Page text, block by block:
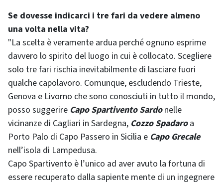
Se dovesse indicarci i tre fari da vedere almeno
una volta nella vita?
"La scelta è veramente ardua perché ognuno esprime
davvero lo spirito del luogo in cui è collocato. Scegliere
solo tre fari rischia inevitabilmente di lasciare fuori
qualche capolavoro. Comunque, escludendo Trieste,
Genova e Livorno che sono conosciuti in tutto il mondo,
posso suggerire Capo Spartivento Sardonelle
vicinanze di Cagliari in Sardegna, Cozzo Spadaroa
Porto Palo di Capo Passero in Sicilia e Capo Grecale
nell’isola di Lampedusa.
Capo Spartivento è l’unico ad aver avuto la fortuna di
essere recuperato dalla sapiente mente di un ingegnere